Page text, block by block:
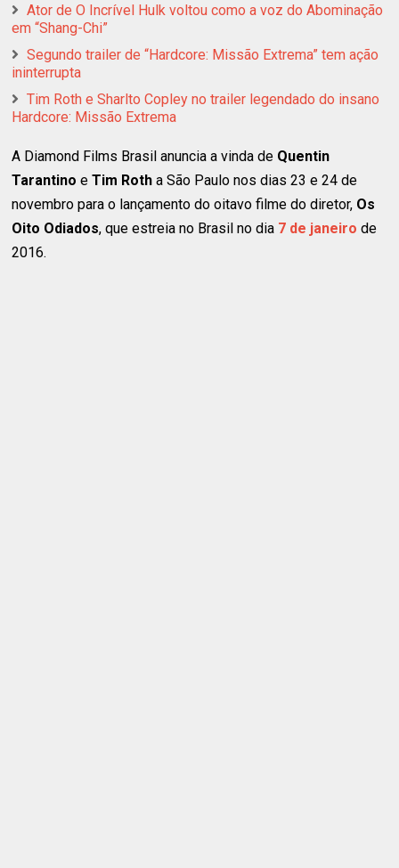
Ator de O Incrível Hulk voltou como a voz do Abominação
em “Shang-Chi”
Segundo trailer de “Hardcore: Missão Extrema” tem ação
ininterrupta
Tim Roth e Sharlto Copley no trailer legendado do insano
Hardcore: Missão Extrema
A Diamond Films Brasil anuncia a vinda de Quentin
Tarantino eTim Roth a São Paulo nos dias 23 e 24 de
novembro para o lançamento do oitavo filme do diretor, Os
Oito Odiados, que estreia no Brasil no dia 7 de janeiro de
2016.